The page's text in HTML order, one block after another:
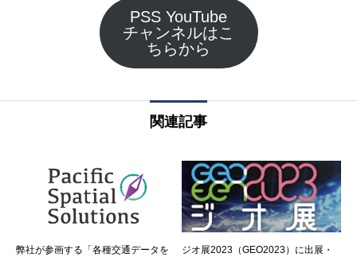
PSS YouTube
チャンネルはこ
ちらから
関連記事
弊社が参画する「各種交通データを
ジオ展2023（GEO2023）に出展・